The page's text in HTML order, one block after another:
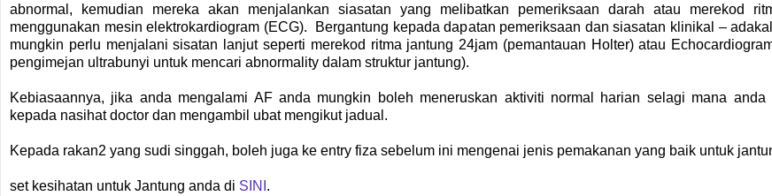
abnormal, kemudian mereka akan menjalankan siasatan yang melibatkan pemeriksaan darah atau merekod
menggunakan mesin elektrokardiogram (ECG). Bergantung kepada dapatan pemeriksaan dan siasatan klinikal –
mungkin perlu menjalani sisatan lanjut seperti merekod ritma jantung 24jam (pemantauan Holter) atau
pengimejan ultrabunyi untuk mencari abnormality dalam struktur jantung).
Kebiasaannya, jika anda mengalami AF anda mungkin boleh meneruskan aktiviti normal harian selagi mana anda
kepada nasihat doctor dan mengambil ubat mengikut jadual.
Kepada rakan2 yang sudi singgah, boleh juga ke entry fiza sebelum ini mengenai jenis pemakanan yang baik untuk
set kesihatan untuk Jantung anda di SINI .